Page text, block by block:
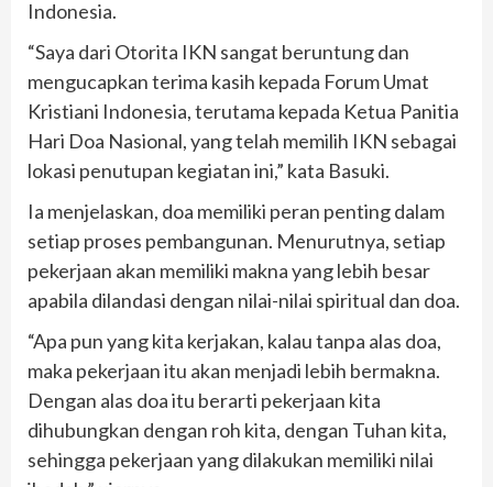
Indonesia.
“Saya dari Otorita IKN sangat beruntung dan
mengucapkan terima kasih kepada Forum Umat
Kristiani Indonesia, terutama kepada Ketua Panitia
Hari Doa Nasional, yang telah memilih IKN sebagai
lokasi penutupan kegiatan ini,” kata Basuki.
Ia menjelaskan, doa memiliki peran penting dalam
setiap proses pembangunan. Menurutnya, setiap
pekerjaan akan memiliki makna yang lebih besar
apabila dilandasi dengan nilai-nilai spiritual dan doa.
“Apa pun yang kita kerjakan, kalau tanpa alas doa,
maka pekerjaan itu akan menjadi lebih bermakna.
Dengan alas doa itu berarti pekerjaan kita
dihubungkan dengan roh kita, dengan Tuhan kita,
sehingga pekerjaan yang dilakukan memiliki nilai